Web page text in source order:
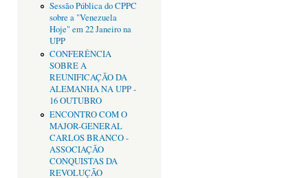
Sessão Pública do CPPC
sobre a "Venezuela
Hoje" em 22 Janeiro na
UPP
CONFERÊNCIA
SOBRE A
REUNIFICAÇÃO DA
ALEMANHA NA UPP -
16 OUTUBRO
ENCONTRO COM O
MAJOR-GENERAL
CARLOS BRANCO -
ASSOCIAÇÃO
CONQUISTAS DA
REVOLUÇÃO